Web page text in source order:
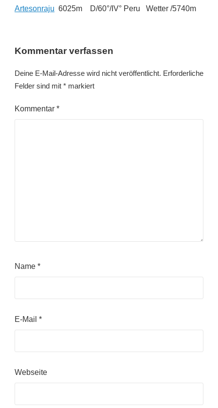
Artesonraju 6025m D/60°/IV° Peru Wetter /5740m
Kommentar verfassen
Deine E-Mail-Adresse wird nicht veröffentlicht. Erforderliche
Felder sind mit * markiert
Kommentar *
Name *
E-Mail *
Webseite